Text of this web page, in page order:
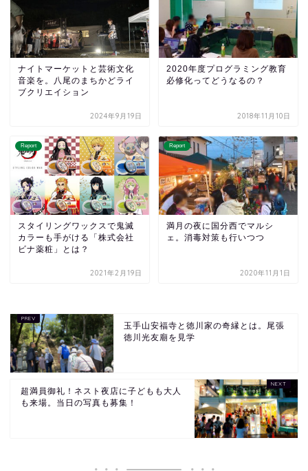
ナイトマーケットと芸術文化
音楽を。八尾のまちかどライ
ブクリエイション
2024年9月19日
2020年度プログラミング教育
必修化ってどうなるの？
2018年11月10日
Report
スタイリングワックスで鬼滅
カラーも手がける「株式会社
ビナ薬粧」とは？
2021年2月19日
Report
満月の夜に国分西でマルシ
ェ。消毒対策も行いつつ
2020年11月1日
玉手山安福寺と徳川家の奇縁とは。尾張
徳川光友廟を見学
超満員御礼！ネスト夜店に子どもも大人
も来場。当日の写真も募集！